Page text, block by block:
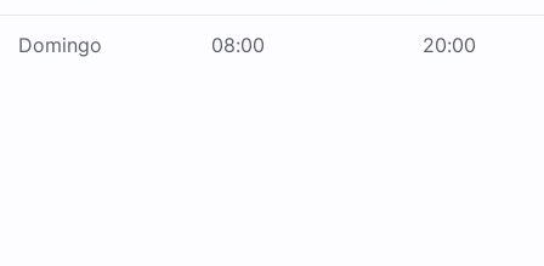
Domingo 08:00 20:00